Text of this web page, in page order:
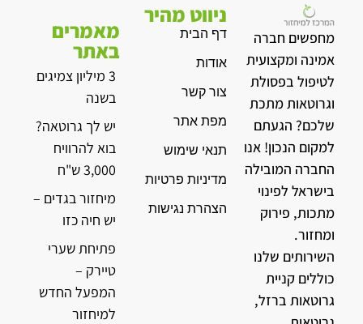
מחפשים חברה
אמינה ומקצועית
לטיפול בפסולת
וגרוטאות מתכת
שלכם? הגעתם
למקום הנכון! אנו
החברה המובילה
בישראל לפינוי
מתכות, פירוק
ומחזור.
השירותים שלנו
כוללים קניית
גרוטאות ברזל,
ניווט מהיר
דף הבית
אודות
צור קשר
מפת אתר
תנאי שימוש
מדיניות פרטיות
הצהרת נגישות
מאמרים
באתר
3 מיליון צמיגים
בשנה
יש לך גרוטאה?
בוא להרוויח
3,000 ש"ח
מיחזור בגדים –
יש חיה כזו
פתיחת שערי
טיירק –
המפעל החדש
למיחזור